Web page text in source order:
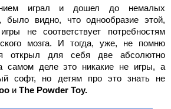
играл и дошел до немалых
было видно, что однообразие этой,
не соответствует потребностям
мозга. И тогда, уже, не помню
открыл для себя две абсолютно
самом деле это никакие не игры, а
софт, но детям про это знать не
и The Powder Toy.